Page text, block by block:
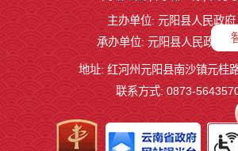
主办单位: 元阳县人民政府
承办单位: 元阳县人民政府
地址: 红河州元阳县南沙镇元桂
联系方式: 0873-